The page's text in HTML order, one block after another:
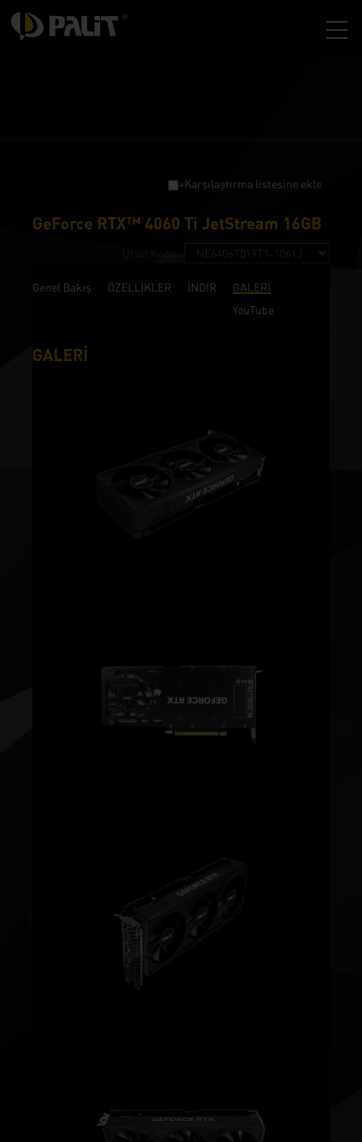
+Karşılaştırma listesine ekle
GeForce RTX™ 4060 Ti JetStream 16GB
Genel Bakış ÖZELLİKLER İNDİR
GALERİ
YouTube
GALERİ